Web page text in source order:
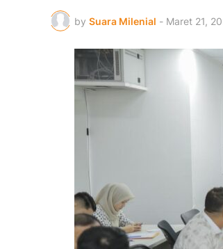
by Suara Milenial - Maret 21,